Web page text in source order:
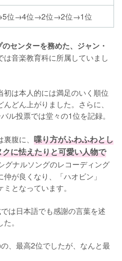
位→4位→2位→2位→1位
センターを務めた、ジャン・
は音楽教育科に所属していまし
は本人的には満足のいく順位
どん上がりました。さらに、
ル投票では堂々の1位を記録。
腹に、 喋り方がふわふわとし
に怯えたりと可愛い人物で
グナルソングのレコーディング
が良くなり、「ハオビン」
となっています。
は日本語でも感謝の言葉を述
。
、最高2位でしたが、なんと最